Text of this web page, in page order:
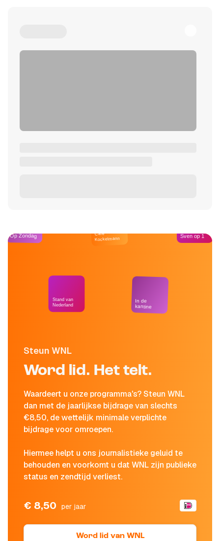
Steun WNL
Word lid. Het telt.
Waardeert u onze programma's? Steun WNL
dan met de jaarlijkse bijdrage van slechts
€8,50, de wettelijk minimale verplichte
bijdrage voor omroepen.
Hiermee helpt u ons journalistieke geluid te
behouden en voorkomt u dat WNL zijn publieke
status en zendtijd verliest.
€ 8,50 per jaar
Word lid van WNL
Op Zondag
Stand van
Nederland
Café
Kockelmann
In de
kantine
Sven op 1